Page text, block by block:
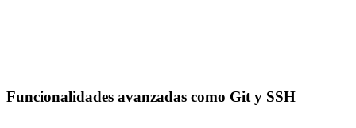
Funcionalidades avanzadas como Git y SSH